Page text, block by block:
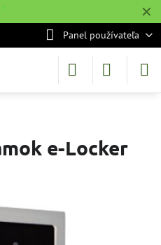
✕
˙
Panel používateľa
e-Locker